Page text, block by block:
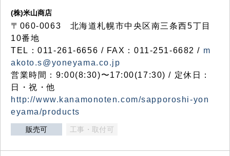
(株)米山商店
〒060-0063 北海道札幌市中央区南三条西5丁目
10番地
TEL：011-261-6656 / FAX：011-251-6682 / m
akoto.s@yoneyama.co.jp
営業時間：9:00(8:30)〜17:00(17:30) / 定休日：
日・祝・他
http://www.kanamonoten.com/sapporoshi-yon
eyama/products
販売可 工事・取付可